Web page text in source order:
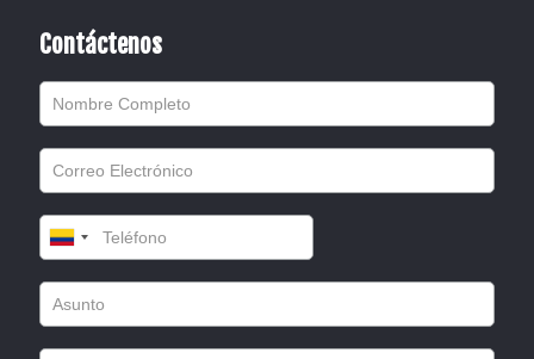
Contáctenos